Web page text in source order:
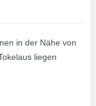
in der Nähe von
liegen